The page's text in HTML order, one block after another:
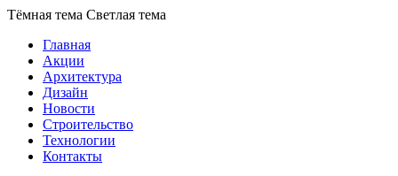
Тёмная тема Светлая тема
Главная
Акции
Архитектура
Дизайн
Новости
Строительство
Технологии
Контакты